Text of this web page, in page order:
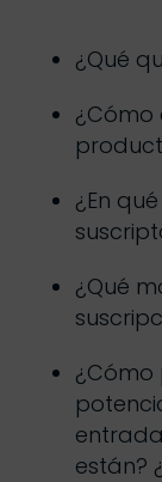
¿Qué
¿Cómo
¿En
¿Qué
están?